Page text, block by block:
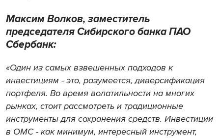
Максим Волков, заместитель
председателя Сибирского банка ПАО
Сбербанк:
«Один из самых взвешенных подходов к
инвестициям - это, разумеется, диверсификация
портфеля. Во время волатильности на многих
рынках, стоит рассмотреть и традиционные
инструменты для сохранения средств. Инвестиции
в ОМС - как минимум, интересный инструмент,